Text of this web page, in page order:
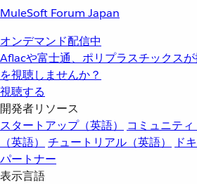
MuleSoft Forum Japan
オンデマンド配信中
Aflacや富士通、ポリプラスチックス
を視聴しませんか？
視聴する
開発者リソース
スタートアップ（英語）
コミュニティ
（英語）
チュートリアル（英語）
ド
パートナー
表示言語